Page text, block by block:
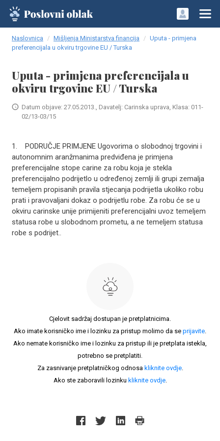
Naslovnica Mišljenja Ministarstva financija
Uputa - primjena
preferencijala u okviru trgovine EU / Turska
Uputa - primjena preferencijala u
okviru trgovine EU / Turska
Datum objave: 27.05.2013., Davatelj: Carinska uprava, Klasa: 011-
02/13-03/15
1. PODRUČJE PRIMJENE Ugovorima o slobodnoj trgovini i
autonomnim aranžmanima predviđena je primjena
preferencijalne stope carine za robu koja je stekla
preferencijalno podrijetlo u određenoj zemlji ili grupi zemalja
temeljem propisanih pravila stjecanja podrijetla ukoliko robu
prati i pravovaljani dokaz o podrijetlu robe. Za robu će se u
okviru carinske unije primijeniti preferencijalni uvoz temeljem
statusa robe u slobodnom prometu, a ne temeljem statusa
robe s podrijet..
Cjelovit sadržaj dostupan je pretplatnicima.
Ako imate korisničko ime i lozinku za pristup molimo da se prijavite.
Ako nemate korisničko ime i lozinku za pristup ili je pretplata istekla,
potrebno se pretplatiti.
Za zasnivanje pretplatničkog odnosa kliknite ovdje.
Ako ste zaboravili lozinku kliknite ovdje.